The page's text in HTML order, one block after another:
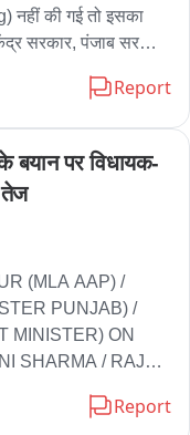
नहीं की गई तो इसका
सरकार, पंजाब सरकार,
Report
बयान पर विधायक-
तेज
(MLA AAP) /
PUNJAB) /
MINISTER) ON
SHARMA / RAJA
Report